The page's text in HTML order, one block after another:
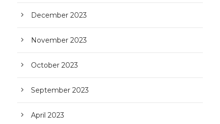
December 2023
November 2023
October 2023
September 2023
April 2023